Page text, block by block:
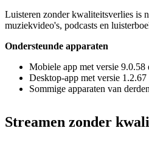
Luisteren zonder kwaliteitsverlies is
muziekvideo's, podcasts en
Ondersteunde apparaten
Mobiele app met versie 9.0.58
Desktop-app met versie 1.2.67
Sommige apparaten van derden
Streamen zonder